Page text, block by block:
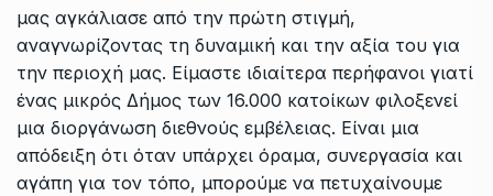
μας αγκάλιασε από την πρώτη στιγμή,
αναγνωρίζοντας τη δυναμική και την αξία του για
την περιοχή μας. Είμαστε ιδιαίτερα περήφανοι γιατί
ένας μικρός Δήμος των 16.000 κατοίκων φιλοξενεί
μια διοργάνωση διεθνούς εμβέλειας. Είναι μια
απόδειξη ότι όταν υπάρχει όραμα, συνεργασία και
αγάπη για τον τόπο, μπορούμε να πετυχαίνουμε